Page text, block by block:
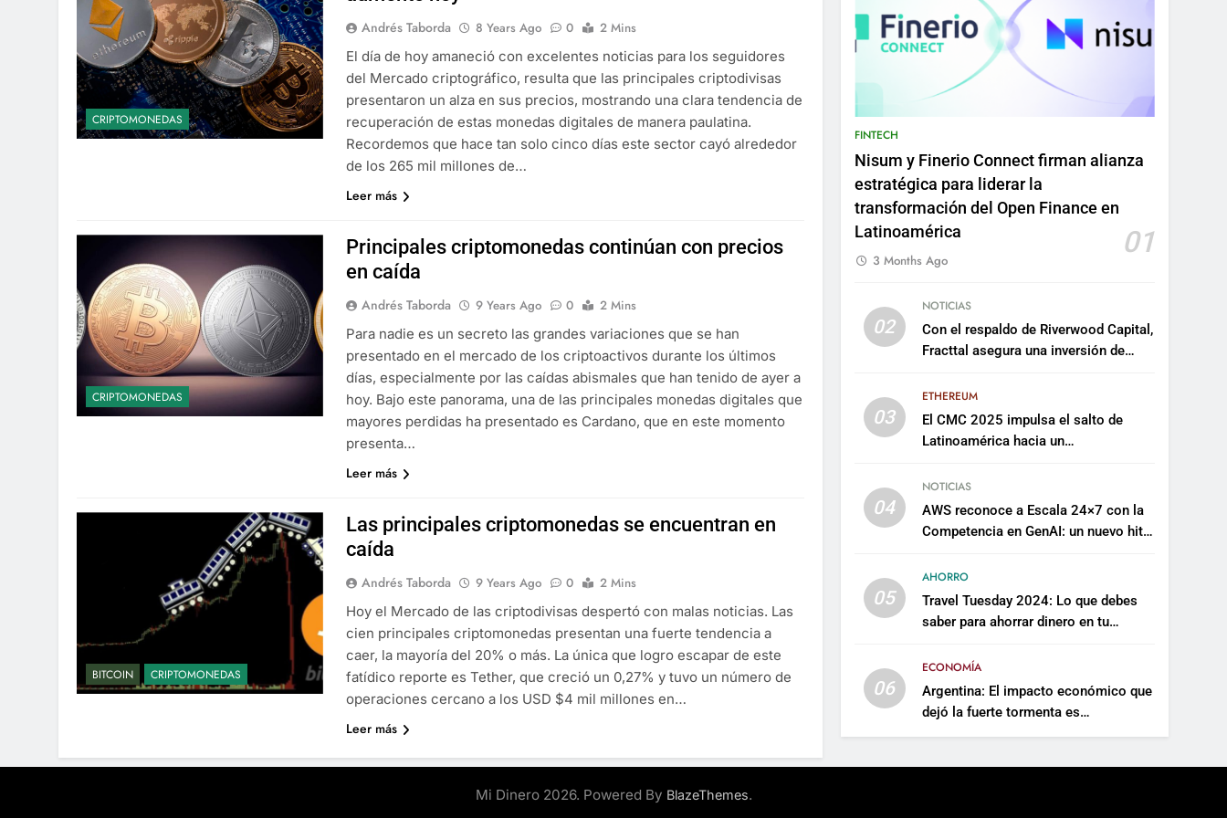
CRIPTOMONEDAS
Andrés Taborda 8 Years Ago 0
2 Mins
El día de hoy amaneció con excelentes noticias para los seguidores
del Mercado criptográfico, resulta que las principales criptodivisas
presentaron un alza en sus precios, mostrando una clara tendencia de
recuperación de estas monedas digitales de manera paulatina.
Recordemos que hace tan solo cinco días este sector cayó alrededor
de los 265 mil millones de…
Leer más
CRIPTOMONEDAS
Principales criptomonedas continúan con precios
en caída
Andrés Taborda 9 Years Ago 0
2 Mins
Para nadie es un secreto las grandes variaciones que se han
presentado en el mercado de los criptoactivos durante los últimos
días, especialmente por las caídas abismales que han tenido de ayer a
hoy. Bajo este panorama, una de las principales monedas digitales que
mayores perdidas ha presentado es Cardano, que en este momento
presenta…
Leer más
BITCOIN CRIPTOMONEDAS
Las principales criptomonedas se encuentran en
caída
Andrés Taborda 9 Years Ago 0
2 Mins
Hoy el Mercado de las criptodivisas despertó con malas noticias. Las
cien principales criptomonedas presentan una fuerte tendencia a
caer, la mayoría del 20% o más. La única que logro escapar de este
fatídico reporte es Tether, que creció un 0,27% y tuvo un número de
operaciones cercano a los USD $4 mil millones en…
Leer más
FINTECH
Nisum y Finerio Connect firman alianza
estratégica para liderar la
transformación del Open Finance en
Latinoamérica
01
3 Months Ago
02
NOTICIAS
Con el respaldo de Riverwood Capital,
Fracttal asegura una inversión de
plataforma
03
ETHEREUM
El CMC 2025 impulsa el salto de
Latinoamérica hacia un
sostenible
04
NOTICIAS
AWS reconoce a Escala 24×7 con la
Competencia en GenAI: un nuevo hito
artificial empresarial
05
AHORRO
Travel Tuesday 2024: Lo que debes
saber para ahorrar dinero en tu
06
ECONOMÍA
Argentina: El impacto económico que
dejó la fuerte tormenta es
incalculable
Mi Dinero 2026. Powered By BlazeThemes.